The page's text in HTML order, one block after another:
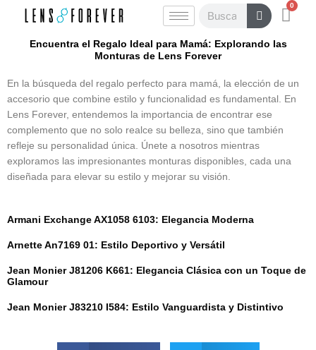
contenido
Buscar 0
Encuentra el Regalo Ideal para Mamá: Explorando las
Monturas de Lens Forever
En la búsqueda del regalo perfecto para mamá, la elección de un
accesorio que combine estilo y funcionalidad es fundamental. En
Lens Forever, entendemos la importancia de encontrar ese
complemento que no solo realce su belleza, sino que también
refleje su personalidad única. Únete a nosotros mientras
exploramos las impresionantes monturas disponibles, cada una
diseñada para elevar su estilo y mejorar su visión.
Armani Exchange AX1058 6103: Elegancia Moderna
Arnette An7169 01: Estilo Deportivo y Versátil
Jean Monier J81206 K661: Elegancia Clásica con un Toque de
Glamour
Jean Monier J83210 I584: Estilo Vanguardista y Distintivo